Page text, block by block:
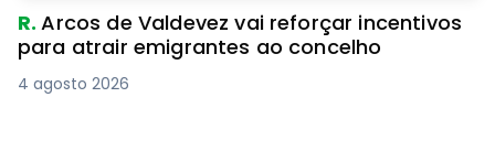
R.Arcos de Valdevez vai reforçar incentivos
para atrair emigrantes ao concelho
4 agosto 2026